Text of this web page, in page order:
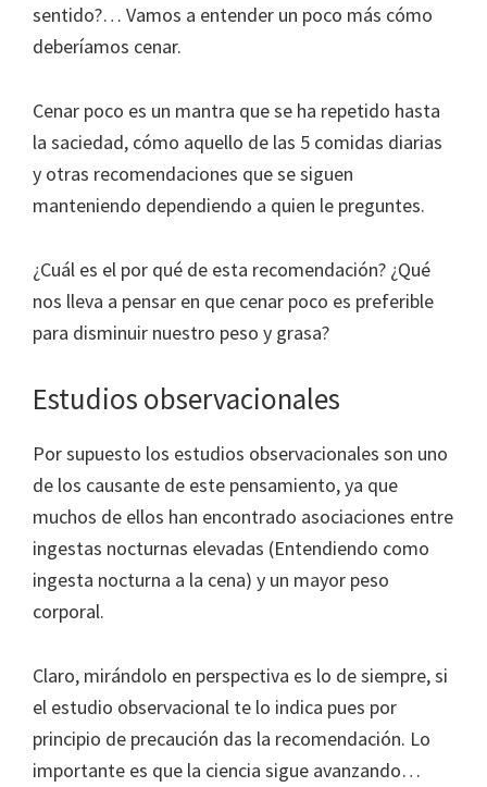
sentido?… Vamos a entender un poco más cómo
deberíamos cenar.
Cenar poco es un mantra que se ha repetido hasta
la saciedad, cómo aquello de las 5 comidas diarias
y otras recomendaciones que se siguen
manteniendo dependiendo a quien le preguntes.
¿Cuál es el por qué de esta recomendación? ¿Qué
nos lleva a pensar en que cenar poco es preferible
para disminuir nuestro peso y grasa?
Estudios observacionales
Por supuesto los estudios observacionales son uno
de los causante de este pensamiento, ya que
muchos de ellos han encontrado asociaciones entre
ingestas nocturnas elevadas (Entendiendo como
ingesta nocturna a la cena) y un mayor peso
corporal.
Claro, mirándolo en perspectiva es lo de siempre, si
el estudio observacional te lo indica pues por
principio de precaución das la recomendación. Lo
importante es que la ciencia sigue avanzando…